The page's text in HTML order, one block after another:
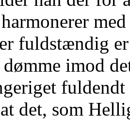
fuldstændig
imod
det, som